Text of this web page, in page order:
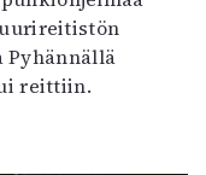
reittiin.